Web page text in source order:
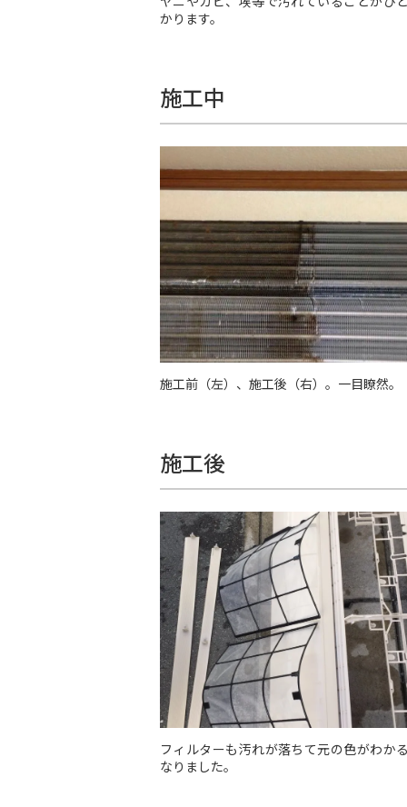
かります。
施工中
施工前（左）、施工後（右）。一目瞭然。
施工後
フィルターも汚れが落ちて元の色がわか
なりました。